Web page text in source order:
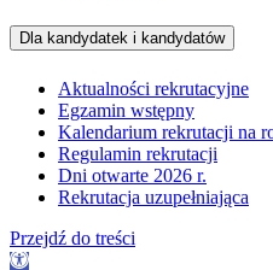
Dla kandydatek i kandydatów
Aktualności rekrutacyjne
Egzamin wstępny
Kalendarium rekrutacji na
Regulamin rekrutacji
Dni otwarte 2026 r.
Rekrutacja uzupełniająca
Przejdź do treści
Otwórz